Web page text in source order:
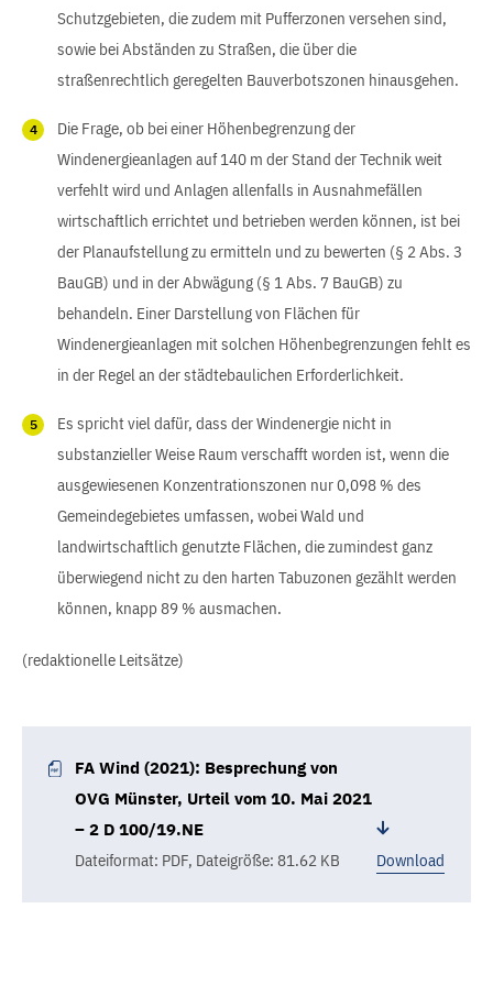
Schutzgebieten, die zudem mit Pufferzonen versehen sind,
sowie bei Abständen zu Straßen, die über die
straßenrechtlich geregelten Bauverbotszonen hinausgehen.
Die Frage, ob bei einer Höhenbegrenzung der
Windenergieanlagen auf 140 m der Stand der Technik weit
verfehlt wird und Anlagen allenfalls in Ausnahmefällen
wirtschaftlich errichtet und betrieben werden können, ist bei
der Planaufstellung zu ermitteln und zu bewerten (§ 2 Abs. 3
BauGB) und in der Abwägung (§ 1 Abs. 7 BauGB) zu
behandeln. Einer Darstellung von Flächen für
Windenergieanlagen mit solchen Höhenbegrenzungen fehlt es
in der Regel an der städtebaulichen Erforderlichkeit.
Es spricht viel dafür, dass der Windenergie nicht in
substanzieller Weise Raum verschafft worden ist, wenn die
ausgewiesenen Konzentrationszonen nur 0,098 % des
Gemeindegebietes umfassen, wobei Wald und
landwirtschaftlich genutzte Flächen, die zumindest ganz
überwiegend nicht zu den harten Tabuzonen gezählt werden
können, knapp 89 % ausmachen.
(redaktionelle Leitsätze)
FA Wind (2021): Besprechung von
OVG Münster, Urteil vom 10. Mai 2021
– 2 D 100/19.NE
Dateiformat: PDF, Dateigröße: 81.62 KB Download